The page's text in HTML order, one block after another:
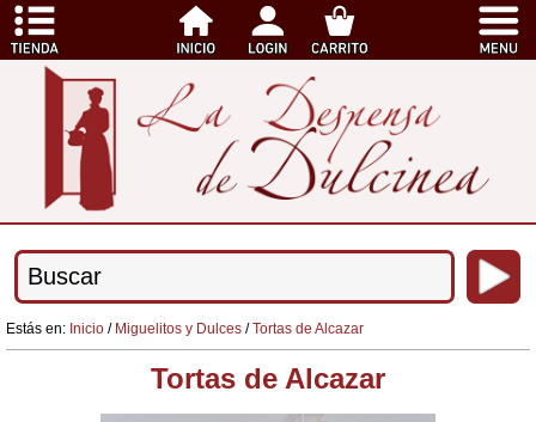
Estás en: Inicio / Miguelitos y Dulces /Tortas de Alcazar
Tortas de Alcazar